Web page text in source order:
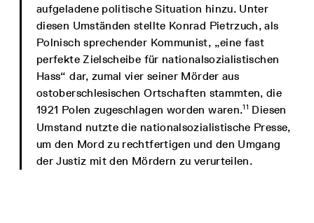
aufgeladene politische Situation hinzu. Unter
diesen Umständen stellte Konrad Pietrzuch, als
Polnisch sprechender Kommunist, „eine fast
perfekte Zielscheibe für nationalsozialistischen
Hass“ dar, zumal vier seiner Mörder aus
ostoberschlesischen Ortschaften stammten, die
1921 Polen zugeschlagen worden waren.11 Diesen
Umstand nutzte die nationalsozialistische Presse,
um den Mord zu rechtfertigen und den Umgang
der Justiz mit den Mördern zu verurteilen.